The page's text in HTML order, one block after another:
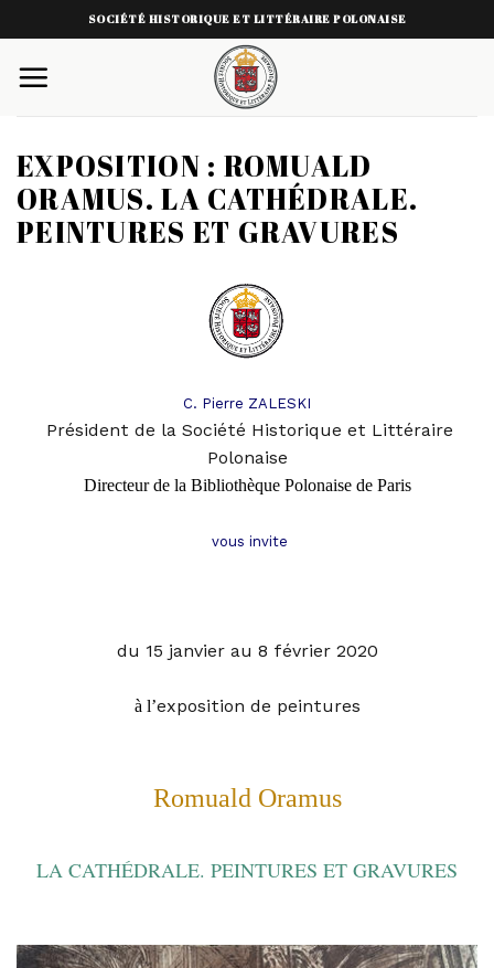
to
content
SOCIÉTÉ HISTORIQUE ET LITTÉRAIRE POLONAISE
EXPOSITION : ROMUALD
ORAMUS. LA CATHÉDRALE.
PEINTURES ET GRAVURES
C. Pierre ZALESKI
Président de la Société Historique et Littéraire
Polonaise
Directeur de la Bibliothèque Polonaise de Paris
vous invite
du 15 janvier au 8 février 2020
à l’exposition de peintures
Romuald Oramus
LA CATHÉDRALE. PEINTURES ET GRAVURES